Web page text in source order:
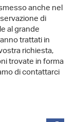
anche nel
di
al grande
trattati in
richiesta,
trovate in forma
di contattarci